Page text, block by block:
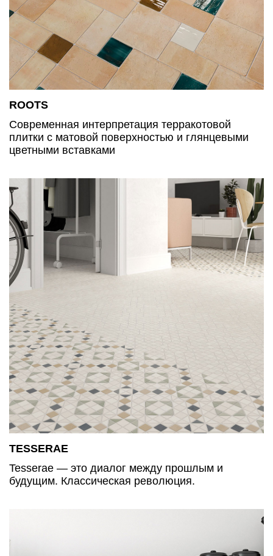
ROOTS
Современная интерпретация терракотовой
плитки с матовой поверхностью и глянцевыми
цветными вставками
TESSERAE
Tesserae — это диалог между прошлым и
будущим. Классическая революция.